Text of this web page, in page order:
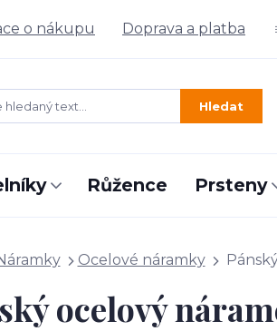
o nákupu Doprava a platba
Hledat
Růžence Prsteny
Ocelové náramky
ocelový